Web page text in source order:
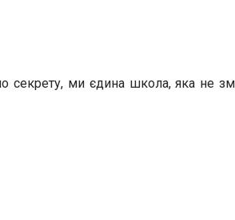
секрету, ми єдина школа, яка не